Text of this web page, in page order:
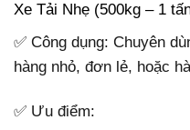
Xe Tải Nhẹ (500kg – 1
✅ Công dụng: Chuyên
hàng nhỏ, đơn lẻ, hoặc
✅ Ưu điểm: